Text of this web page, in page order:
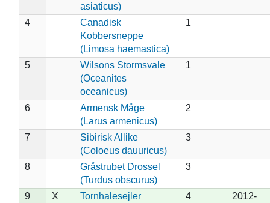
asiaticus)
4
Canadisk
Kobbersneppe
(Limosa haemastica)
1
5
Wilsons Stormsvale
(Oceanites
oceanicus)
1
6
Armensk Måge
(Larus armenicus)
2
7
Sibirisk Allike
(Coloeus dauuricus)
3
8
Gråstrubet Drossel
(Turdus obscurus)
3
9 X
Tornhalesejler
4
2012-